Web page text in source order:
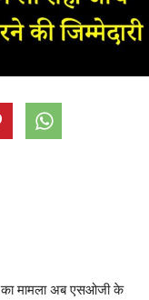
मामला अब एसओजी के